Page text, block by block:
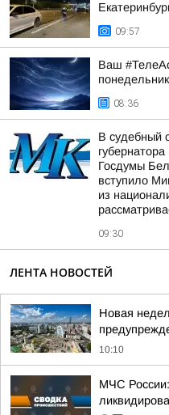
09:57
Ваш
понедельник
08:36
В судебный
Госдумы
вступило
из
09:30
ЛЕНТА НОВОСТЕЙ
Новая
10:10
МЧС